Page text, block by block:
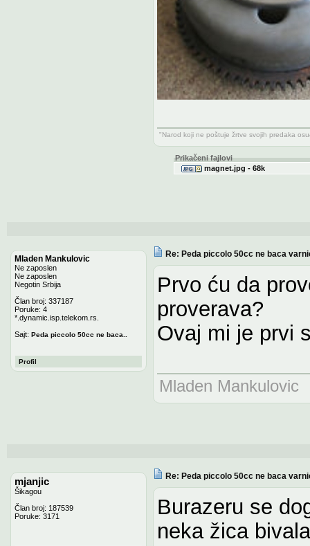
"Narod koji ne poštuje žrtve svojih predaka
Prikačeni fajlovi
magnet.jpg - 68k
Mladen Mankulovic
Ne zaposlen
Ne zaposlen
Negotin Srbija
Član broj: 337187
Poruke: 4
*.dynamic.isp.telekom.rs.
Sajt: Peda piccolo 50cc ne baca..
Profil
Re: Peda piccolo 50cc ne baca
Prvo ću da
proverava?
Ovaj mi je prvi
Mladen Mankulovic
mjanjic
Šikagou
Član broj: 187539
Poruke: 3171
Re: Peda piccolo 50cc ne baca
Burazeru se
neka žica